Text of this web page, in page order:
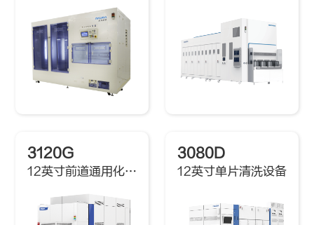
3120G
12英寸前道通用化学品单片清洗设备
3080D
12英寸单片清洗设备